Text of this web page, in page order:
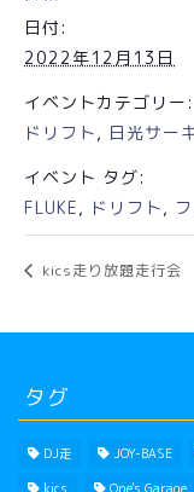
日付:
2022年12月13日
イベントカテゴリー:
ドリフト, 日光サー
イベント タグ:
FLUKE, ドリフト,
kics走り放題走行会
タグ
DJ走 JOY-BASE
kics One's Garage